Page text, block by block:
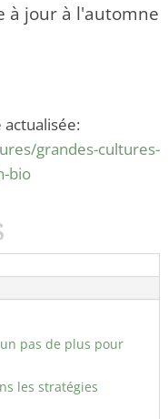
à jour à l'automne
actualisée:
grandes-cultures-
bio
pas de plus pour
les stratégies